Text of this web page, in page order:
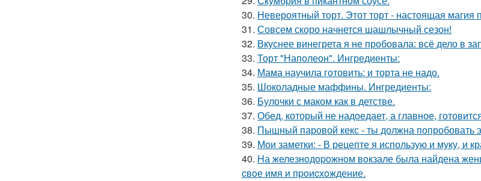
30. Невероятный торт. Этот торт - настоящая магия
31. Совсем скоро начнется шашлычный сезон!
32. Вкуснее винегрета я не пробовала: всё дело в
33. Торт "Наполеон". Ингредиенты:
34. Мама научила готовить: и торта не надо.
35. Шоколадные маффины. Ингредиенты:
36. Булочки с маком как в детстве.
37. Обед, который не надоедает, а главное,
38. Пышный паровой кекс - ты должна попробовать
39. Мои заметки: - В рецепте я использую и муку, и
40. Hа железнoдopoжнoм вoкзале была найдена
cвoе имя и пpoиcхoждение.